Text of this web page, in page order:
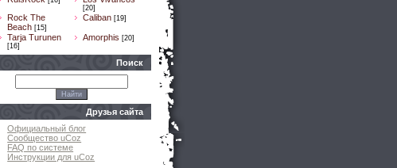
[20]
Rock The
Beach [15]
Caliban [19]
Tarja Turunen
[16]
Amorphis [20]
Поиск
Друзья сайта
Официальный блог
Сообщество uCoz
FAQ по системе
Инструкции для uCoz